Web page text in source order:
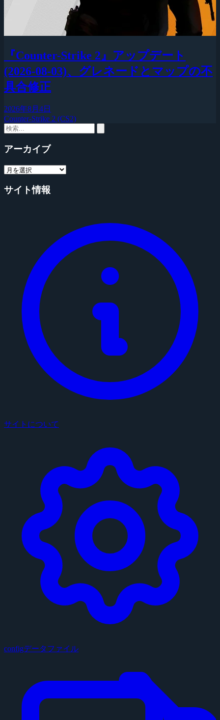
『Counter-Strike 2』アップデート
(2026-08-03)、グレネードとマップの不
具合修正
2026年8月4日
Counter-Strike 2 (CS2)
アーカイブ
サイト情報
サイトについて
configデータファイル